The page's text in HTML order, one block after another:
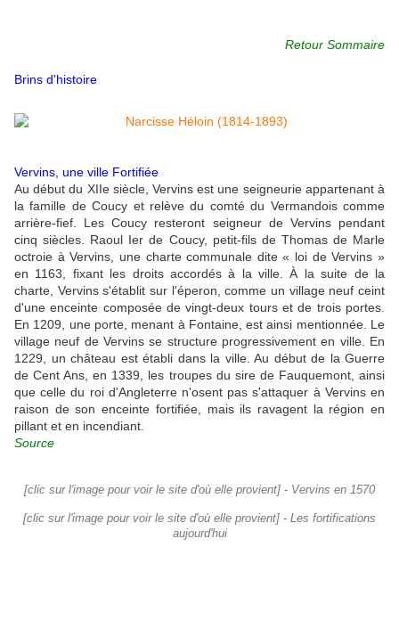
Retour Sommaire
Brins d'histoire
Vervins, une ville Fortifiée
Au début du XIIe siècle, Vervins est une seigneurie appartenant à
la famille de Coucy et relève du comté du Vermandois comme
arrière-fief. Les Coucy resteront seigneur de Vervins pendant
cinq siècles. Raoul Ier de Coucy, petit-fils de Thomas de Marle
octroie à Vervins, une charte communale dite « loi de Vervins »
en 1163, fixant les droits accordés à la ville. À la suite de la
charte, Vervins s'établit sur l'éperon, comme un village neuf ceint
d'une enceinte composée de vingt-deux tours et de trois portes.
En 1209, une porte, menant à Fontaine, est ainsi mentionnée. Le
village neuf de Vervins se structure progressivement en ville. En
1229, un château est établi dans la ville. Au début de la Guerre
de Cent Ans, en 1339, les troupes du sire de Fauquemont, ainsi
que celle du roi d'Angleterre n'osent pas s'attaquer à Vervins en
raison de son enceinte fortifiée, mais ils ravagent la région en
pillant et en incendiant.
Source
[clic sur l'image pour voir le site d'où elle provient] - Vervins en 1570
[clic sur l'image pour voir le site d'où elle provient] - Les fortifications
aujourd'hui